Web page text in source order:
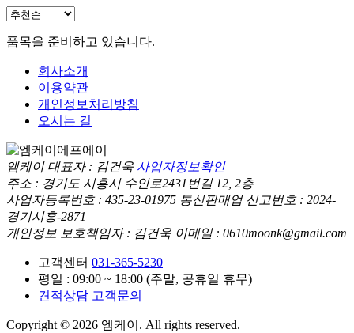
품목을 준비하고 있습니다.
회사소개
이용약관
개인정보처리방침
오시는 길
엠케이 대표자 : 김건욱 사업자정보확인
주소 : 경기도 시흥시 수인로2431번길 12, 2층
사업자등록번호 : 435-23-01975 통신판매업 신고번호 : 2024-
경기시흥-2871
개인정보 보호책임자 : 김건욱 이메일 : 0610moonk@gmail.com
고객센터 031-365-5230
평일 : 09:00 ~ 18:00 (주말, 공휴일 휴무)
견적상담 고객문의
Copyright © 2026 엠케이. All rights reserved.